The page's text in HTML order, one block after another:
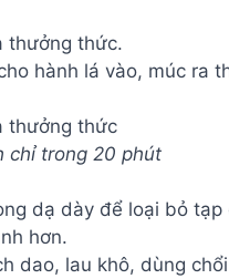
thưởng thức.
thưởng thức
chỉ trong 20 phút
dạ dày để loại bỏ tạp
hơn.
dao, lau khô, dùng